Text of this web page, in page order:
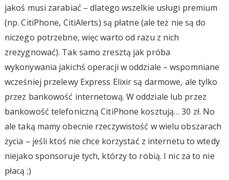
jakoś musi zarabiać – dlatego wszelkie usługi premium
(np. CitiPhone, CitiAlerts) są płatne (ale też nie są do
niczego potrzebne, więc warto od razu z nich
zrezygnować). Tak samo zresztą jak próba
wykonywania jakichś operacji w oddziale – wspomniane
wcześniej przelewy Express Elixir są darmowe, ale tylko
przez bankowość internetową. W oddziale lub przez
bankowość telefoniczną CitiPhone kosztują… 30 zł. No
ale taką mamy obecnie rzeczywistość w wielu obszarach
życia – jeśli ktoś nie chce korzystać z internetu to wtedy
niejako sponsoruje tych, którzy to robią. I nic za to nie
płacą ;)